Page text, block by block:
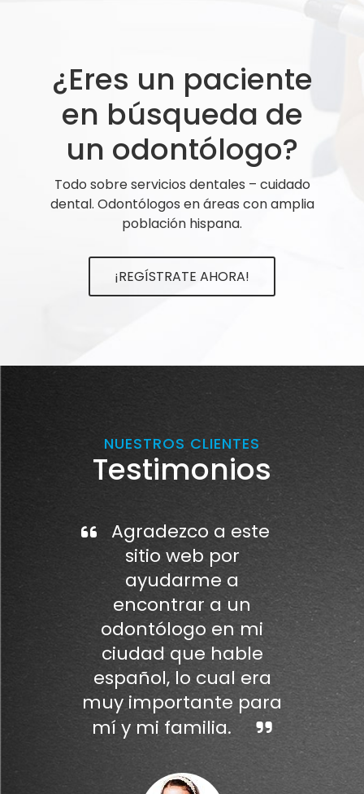
¿Eres un paciente
en búsqueda de
un odontólogo?
Todo sobre servicios dentales – cuidado
dental. Odontólogos en áreas con amplia
población hispana.
¡REGÍSTRATE AHORA!
NUESTROS CLIENTES
Testimonios
Agradezco a este
sitio web por
ayudarme a
encontrar a un
odontólogo en mi
ciudad que hable
español, lo cual era
muy importante para
mí y mi familia.